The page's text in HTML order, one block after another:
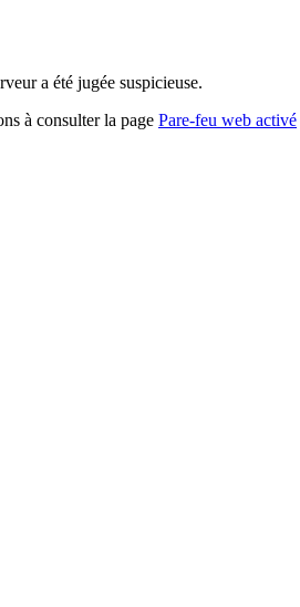
a été jugée suspicieuse.
à consulter la page Pare-feu web activé